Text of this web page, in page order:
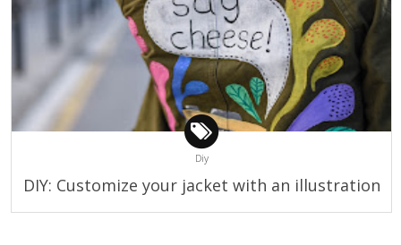
Diy
DIY: Customize your jacket with an illustration